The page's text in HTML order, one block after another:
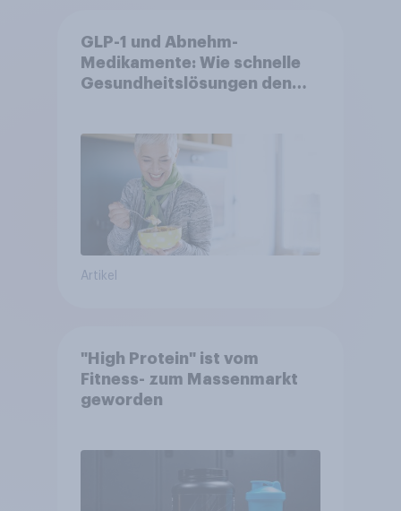
GLP-1 und Abnehm-
Medikamente: Wie schnelle
Gesundheitslösungen den
Artikel
"High Protein" ist vom
Fitness- zum Massenmarkt
geworden